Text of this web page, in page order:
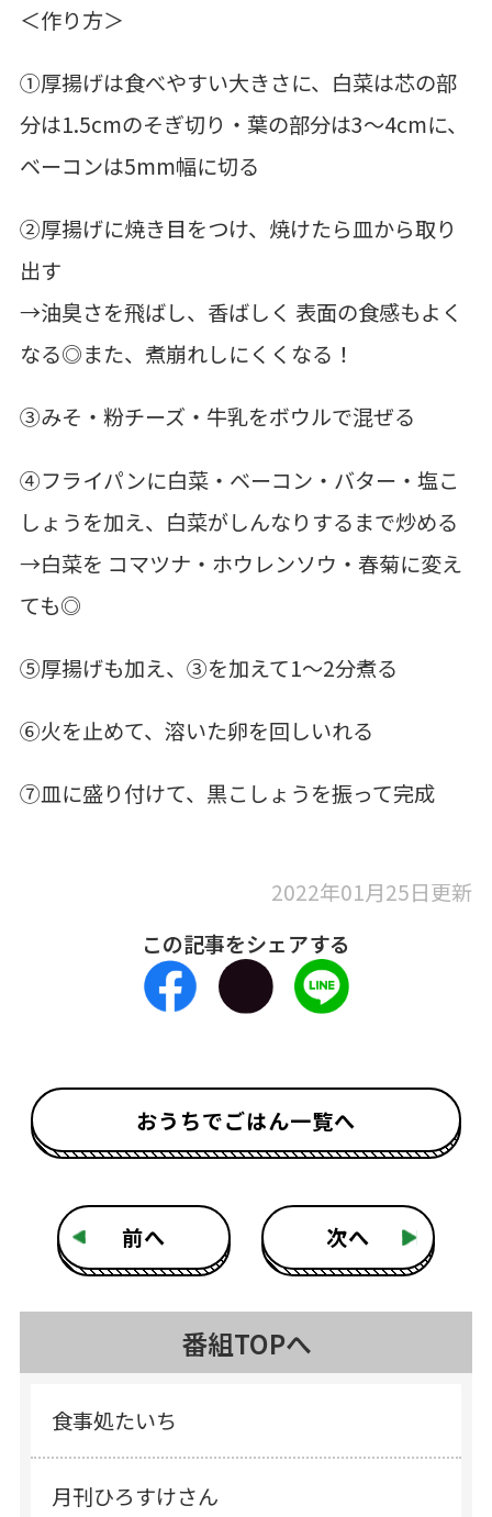
＜作り方＞
①厚揚げは食べやすい大きさに、白菜は芯の部
分は1.5cmのそぎ切り・葉の部分は3～4cmに、
ベーコンは5mm幅に切る
②厚揚げに焼き目をつけ、焼けたら皿から取り
出す
→油臭さを飛ばし、香ばしく 表面の食感もよく
なる◎また、煮崩れしにくくなる！
③みそ・粉チーズ・牛乳をボウルで混ぜる
④フライパンに白菜・ベーコン・バター・塩こ
しょうを加え、白菜がしんなりするまで炒める
→白菜を コマツナ・ホウレンソウ・春菊に変え
ても◎
⑤厚揚げも加え、③を加えて1～2分煮る
⑥火を止めて、溶いた卵を回しいれる
⑦皿に盛り付けて、黒こしょうを振って完成
2022年01月25日更新
この記事をシェアする
前へ
おうちでごはん一覧へ
次へ
番組TOPへ
食事処たいち
月刊ひろすけさん